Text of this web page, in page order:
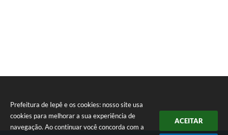
Prefeitura de Iepê e os cookies: nosso site usa
cookies para melhorar a sua experiência de
navegação. Ao continuar você concorda com a
ACEITAR